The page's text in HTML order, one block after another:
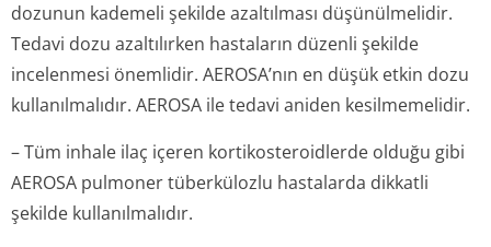
dozunun kademeli şekilde azaltılması düşünülmelidir.
Tedavi dozu azaltılırken hastaların düzenli şekilde
incelenmesi önemlidir. AEROSA’nın en düşük etkin dozu
kullanılmalıdır. AEROSA ile tedavi aniden kesilmemelidir.
– Tüm inhale ilaç içeren kortikosteroidlerde olduğu gibi
AEROSA pulmoner tüberkülozlu hastalarda dikkatli
şekilde kullanılmalıdır.